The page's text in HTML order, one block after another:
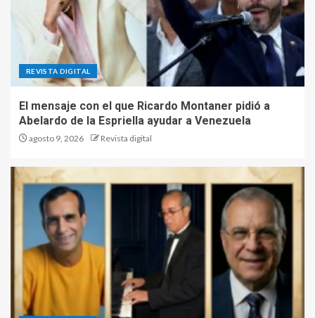
REVISTA DIGITAL
El mensaje con el que Ricardo Montaner pidió a
Abelardo de la Espriella ayudar a Venezuela
agosto 9, 2026 Revista digital